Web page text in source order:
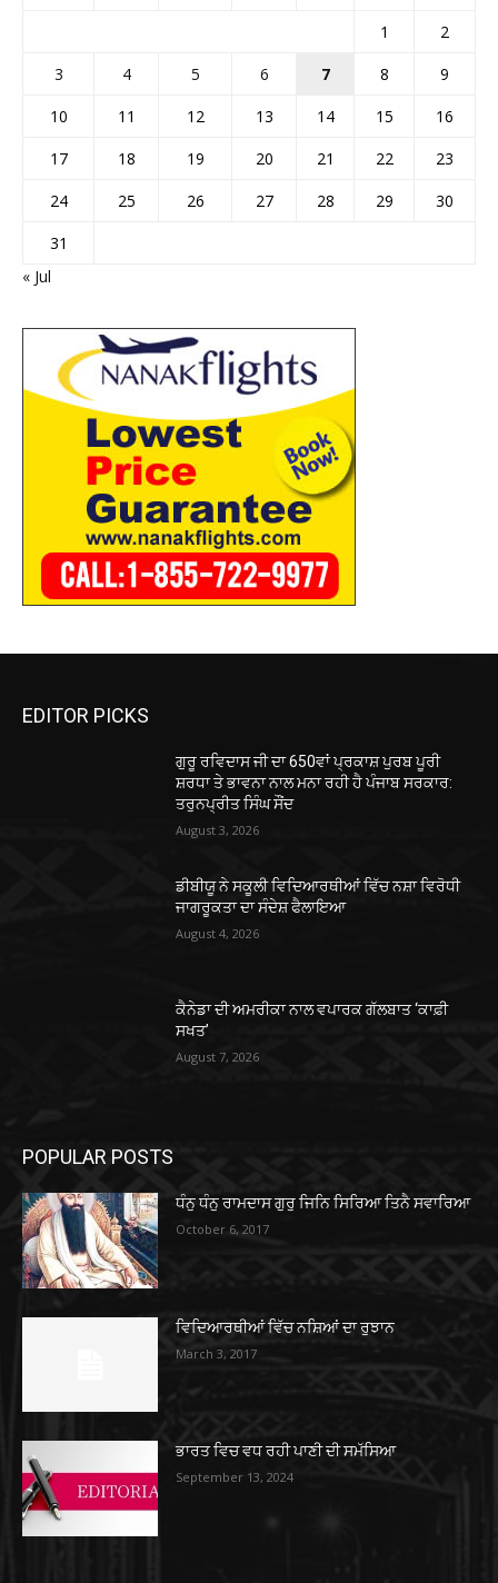
1
2
3
4 5 6 7 8
9
10
11 12 13 14 15
16
17
18 19 20 21 22
23
24
25 26 27 28 29
30
31
« Jul
EDITOR PICKS
ਗੁਰੂ ਰਵਿਦਾਸ ਜੀ ਦਾ 650ਵਾਂ ਪ੍ਰਕਾਸ਼ ਪੁਰਬ ਪੂਰੀ
ਸ਼ਰਧਾ ਤੇ ਭਾਵਨਾ ਨਾਲ ਮਨਾ ਰਹੀ ਹੈ ਪੰਜਾਬ ਸਰਕਾਰ:
ਤਰੁਨਪ੍ਰੀਤ ਸਿੰਘ ਸੌਂਦ
August 3, 2026
ਡੀਬੀਯੂ ਨੇ ਸਕੂਲੀ ਵਿਦਿਆਰਥੀਆਂ ਵਿੱਚ ਨਸ਼ਾ ਵਿਰੋਧੀ
ਜਾਗਰੂਕਤਾ ਦਾ ਸੰਦੇਸ਼ ਫੈਲਾਇਆ
August 4, 2026
ਕੈਨੇਡਾ ਦੀ ਅਮਰੀਕਾ ਨਾਲ ਵਪਾਰਕ ਗੱਲਬਾਤ ‘ਕਾਫ਼ੀ
ਸਖਤ’
August 7, 2026
POPULAR POSTS
ਧੰਨੁ ਧੰਨੁ ਰਾਮਦਾਸ ਗੁਰੁ ਜਿਨਿ ਸਿਰਿਆ ਤਿਨੈ ਸਵਾਰਿਆ
October 6, 2017
ਵਿਦਿਆਰਥੀਆਂ ਵਿੱਚ ਨਸ਼ਿਆਂ ਦਾ ਰੁਝਾਨ
March 3, 2017
ਭਾਰਤ ਵਿਚ ਵਧ ਰਹੀ ਪਾਣੀ ਦੀ ਸਮੱਸਿਆ
September 13, 2024